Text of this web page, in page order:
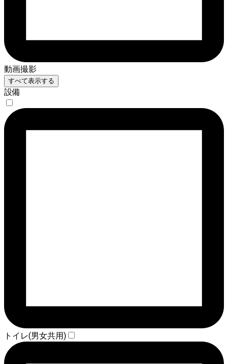
動画撮影
すべて表示する
設備
トイレ(男女共用)